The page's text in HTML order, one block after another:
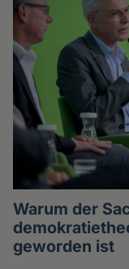
Warum der
geworden ist